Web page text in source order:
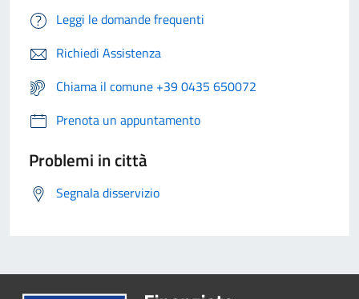
Leggi le domande frequenti
Richiedi Assistenza
Chiama il comune +39 0435 650072
Prenota un appuntamento
Problemi in città
Segnala disservizio